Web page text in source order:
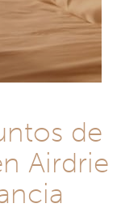
de
Airdrie